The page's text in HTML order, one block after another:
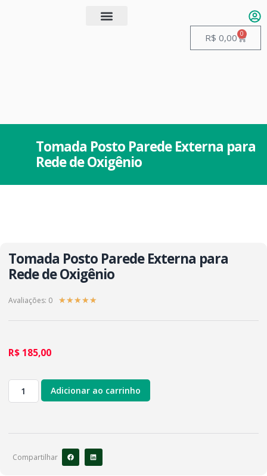
R$ 0,00 0
Tomada Posto Parede Externa para
Rede de Oxigênio
Tomada Posto Parede Externa para
Rede de Oxigênio
Avaliações: 0 ★★★★★
R$ 185,00
Adicionar ao carrinho
Compartilhar